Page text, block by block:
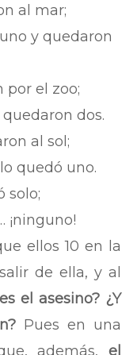
al mar;
y quedaron
por el zoo;
dos.
al sol;
quedó uno.
solo;
¡ninguno!
ellos 10 en la
de ella, y al
el asesino? ¿Y
Pues en una
además, el